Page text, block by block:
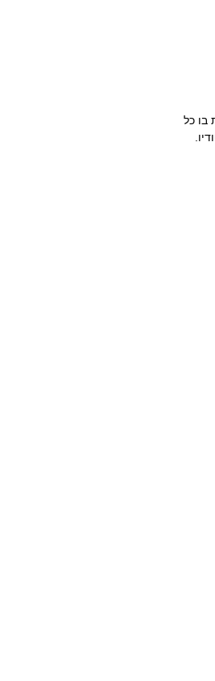
בו כל